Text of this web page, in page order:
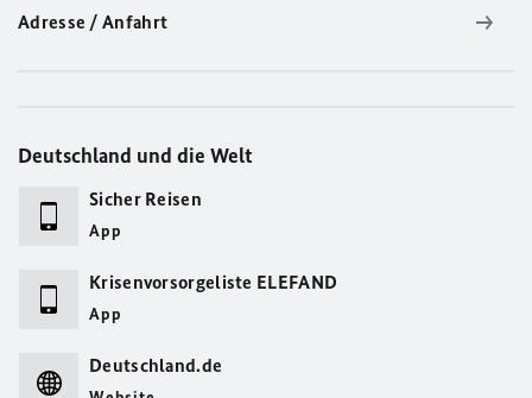
Adresse / Anfahrt
Deutschland und die Welt
Sicher Reisen
App
Krisenvorsorgeliste ELEFAND
App
Deutschland.de